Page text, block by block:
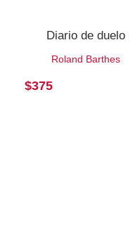
Diario de duelo
Roland Barthes
$375